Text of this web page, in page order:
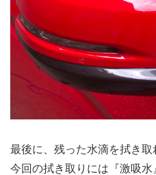
最後に、残った水滴を拭き取
今回の拭き取りには『激吸